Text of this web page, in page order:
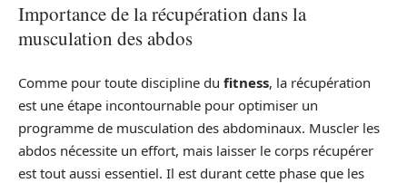
Importance de la récupération dans la
musculation des abdos
Comme pour toute discipline du fitness, la récupération
est une étape incontournable pour optimiser un
programme de musculation des abdominaux. Muscler les
abdos nécessite un effort, mais laisser le corps récupérer
est tout aussi essentiel. Il est durant cette phase que les